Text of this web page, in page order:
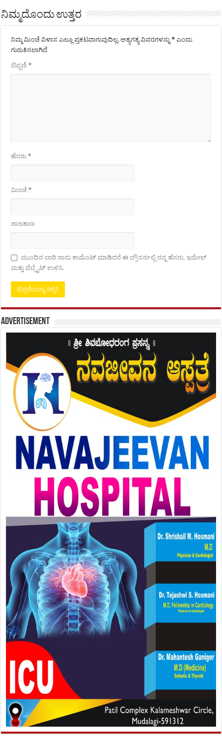
ನಿಮ್ಮದೊಂದು ಉತ್ತರ
ನಿಮ್ಮ ಮಿಂಚೆ ವಿಳಾಸ ಎಲ್ಲೂ ಪ್ರಕಟವಾಗುವುದಿಲ್ಲ. ಅತ್ಯಗತ್ಯ ವಿವರಗಳನ್ನು* ಎಂದು
ಗುರುತಿಸಲಾಗಿದೆ
ಟಿಪ್ಪಣಿ*
ಹೆಸರು*
ಮಿಂಚೆ*
ಜಾಲತಾಣ
ಮುಂದಿನ ಬಾರಿ ನಾನು ಕಾಮೆಂಟ್ ಮಾಡಿದರೆ ಈ ಬ್ರೌಸರ್ನಲ್ಲಿ ನನ್ನ ಹೆಸರು, ಇಮೇಲ್
ಮತ್ತು ವೆಬ್ಸೈಟ್ ಉಳಿಸಿ.
Advertisement